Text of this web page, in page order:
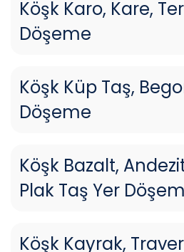
Köşk Karo, Kare,
Döşeme
Köşk Küp Taş,
Döşeme
Köşk Bazalt,
Plak Taş Yer
Köşk Kayrak,